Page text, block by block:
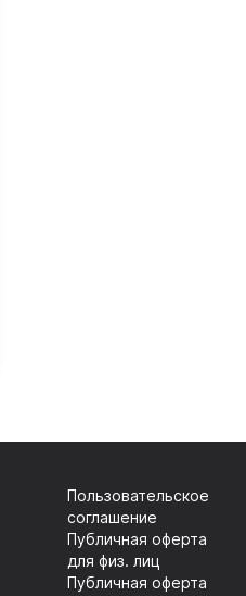
Пользовательское
соглашение
Публичная оферта
для физ. лиц
Публичная оферта